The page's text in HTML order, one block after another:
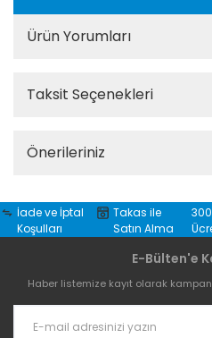
Ürün Yorumları
Taksit Seçenekleri
Önerileriniz
İade ve İptal
Koşulları
Takas ile
Satın Alma
E-Bülten'e
Haber listemize kayıt olarak